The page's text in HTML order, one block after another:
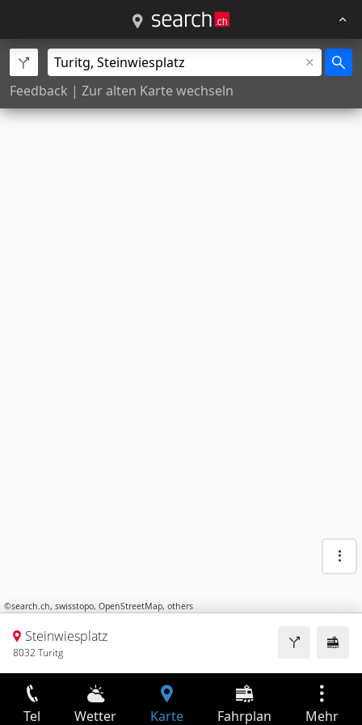
Feedback | Zur alten Karte wechseln
©search.ch, swisstopo, OpenStreetMap, others
Steinwiesplatz
8032 Turitg
Tel Wetter Karte Fahrplan Mehr